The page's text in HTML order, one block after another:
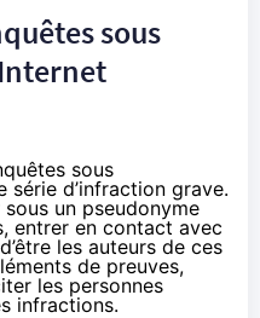
sous
sous
série d’infraction grave.
un pseudonyme
entrer en contact avec
les auteurs de ces
de preuves,
les personnes
infractions.